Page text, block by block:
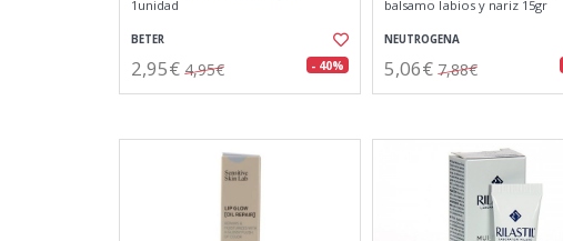
1unidad
BETER
2,95€ 4,95€ - 40%
balsamo labios y nariz 15gr
NEUTROGENA
5,06€ 7,88€